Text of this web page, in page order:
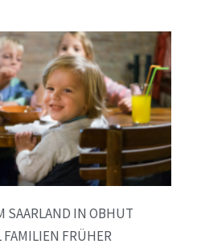
SAARLAND IN OBHUT
FAMILIEN FRÜHER